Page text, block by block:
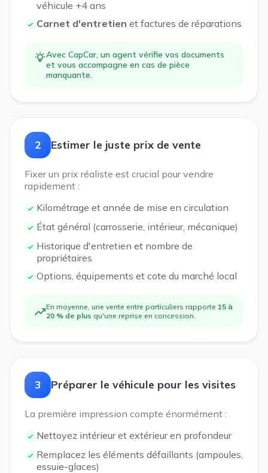
véhicule +4 ans
Carnet d'entretien et factures de réparations
Avec CapCar, un agent vérifie vos documents
et vous accompagne en cas de pièce
manquante.
2 Estimer le juste prix de vente
Fixer un prix réaliste est crucial pour vendre
rapidement :
Kilométrage et année de mise en circulation
État général (carrosserie, intérieur, mécanique)
Historique d'entretien et nombre de
propriétaires
Options, équipements et cote du marché local
En moyenne, une vente entre particuliers rapporte 15 à
20 % de plus qu'une reprise en concession.
3 Préparer le véhicule pour les visites
La première impression compte énormément :
Nettoyez intérieur et extérieur en profondeur
Remplacez les éléments défaillants (ampoules,
essuie-glaces)